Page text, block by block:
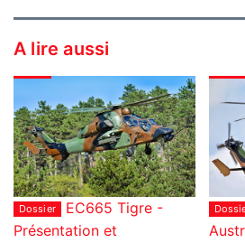
A lire aussi
Dossier
EC665 Tigre -
Présentation et